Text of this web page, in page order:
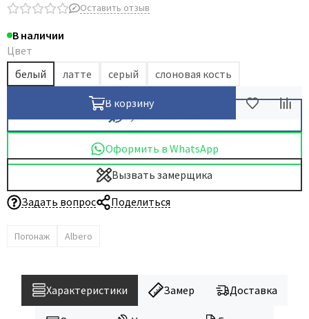
Оставить отзыв
В наличии
Цвет
белый
латте серый слоновая кость
В корзину
Оформить в WhatsApp
Вызвать замерщика
Задать вопрос
Поделиться
Погонаж Albero
Характеристики Замер Доставка